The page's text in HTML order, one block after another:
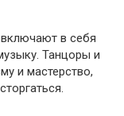
в себя
Танцоры и
и мастерство,